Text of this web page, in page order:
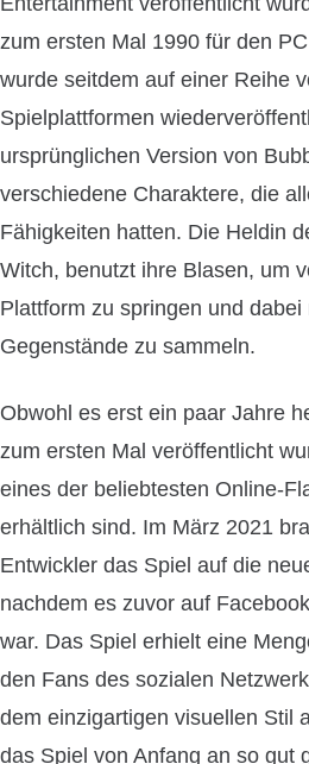
zum ersten Mal 1990 für den
wurde seitdem auf einer Reihe
Spielplattformen
ursprünglichen Version von
verschiedene Charaktere, die
Fähigkeiten hatten. Die Heldin
Witch, benutzt ihre Blasen, um
Plattform zu springen und dabei
Gegenstände zu sammeln.
Obwohl es erst ein paar Jahre
zum ersten Mal veröffentlicht
eines der beliebtesten Online-
erhältlich sind. Im März 2021
Entwickler das Spiel auf die
nachdem es zuvor auf
war. Das Spiel erhielt eine
den Fans des sozialen
dem einzigartigen visuellen Stil
das Spiel von Anfang an so gut